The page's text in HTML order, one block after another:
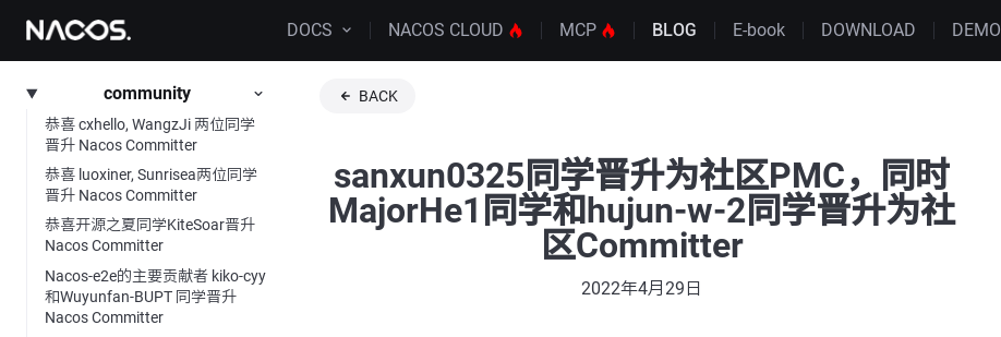
DOCS NACOS CLOUD MCP BLOG E-book DOWNLOAD DEMO
community
恭喜 cxhello, WangzJi 两位同学
晋升 Nacos Committer
恭喜 luoxiner, Sunrisea两位同学
晋升 Nacos Committer
恭喜开源之夏同学KiteSoar晋升
Nacos Committer
Nacos-e2e的主要贡献者 kiko-cyy
和Wuyunfan-BUPT 同学晋升
Nacos Committer
BACK
sanxun0325同学晋升为社区PMC，同时
MajorHe1同学和hujun-w-2同学晋升为社
区Committer
2022年4月29日